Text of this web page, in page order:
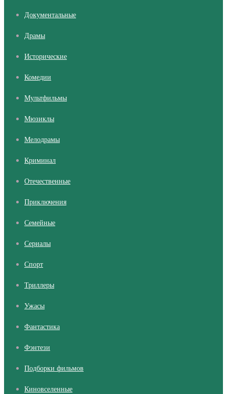
Документальные
Драмы
Исторические
Комедии
Мультфильмы
Мюзиклы
Мелодрамы
Криминал
Отечественные
Приключения
Семейные
Сериалы
Cпорт
Триллеры
Ужасы
Фантастика
Фэнтези
Подборки фильмов
Киновселенные